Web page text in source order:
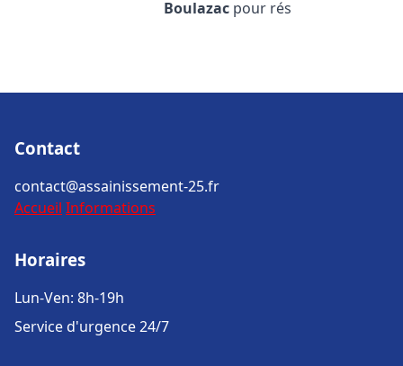
Boulazac pour rés
Contact
contact@assainissement-25.fr
Accueil Informations
Horaires
Lun-Ven: 8h-19h
Service d'urgence 24/7